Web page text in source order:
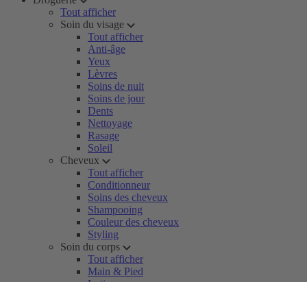
Tout afficher
Soin du visage
Tout afficher
Anti-âge
Yeux
Lèvres
Soins de nuit
Soins de jour
Dents
Nettoyage
Rasage
Soleil
Cheveux
Tout afficher
Conditionneur
Soins des cheveux
Shampooing
Couleur des cheveux
Styling
Soin du corps
Tout afficher
Main & Pied